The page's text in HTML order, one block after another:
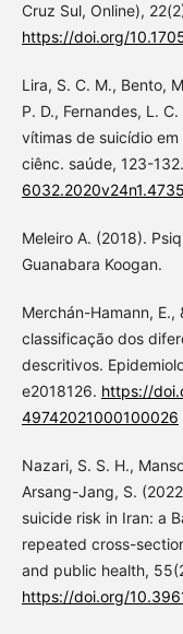
Cruz Sul, Online),
https://doi.org/
Lira, S. C. M., Bento,
P. D., Fernandes, L.
vítimas de suicídio
ciênc. saúde, 123-132.
Meleiro A. (2018).
Guanabara Koogan.
Merchán-Hamann, E.,
classificação dos
descritivos.
e2018126. https://
49742021000100026
Nazari, S. S. H.,
Arsang-Jang, S.
suicide risk in Iran: a
repeated cross-
and public health,
https://doi.org/